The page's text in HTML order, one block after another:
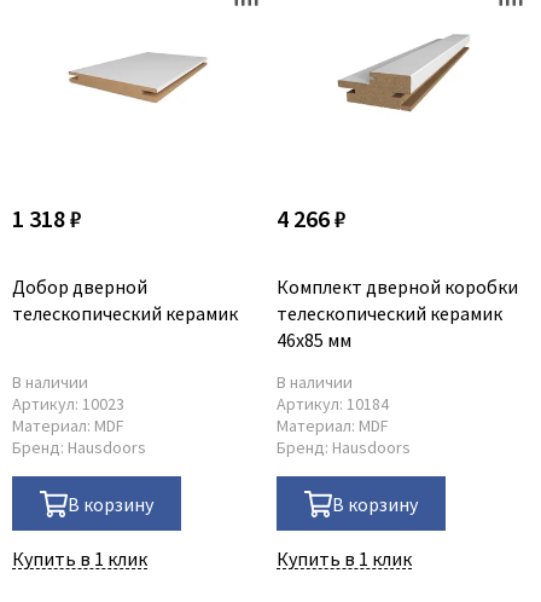
1 318 ₽
Добор дверной
телескопический керамик
В наличии
Артикул: 10023
Материал: MDF
Бренд: Hausdoors
В корзину
Купить в 1 клик
4 266 ₽
Комплект дверной коробки
телескопический керамик
46x85 мм
В наличии
Артикул: 10184
Материал: MDF
Бренд: Hausdoors
В корзину
Купить в 1 клик